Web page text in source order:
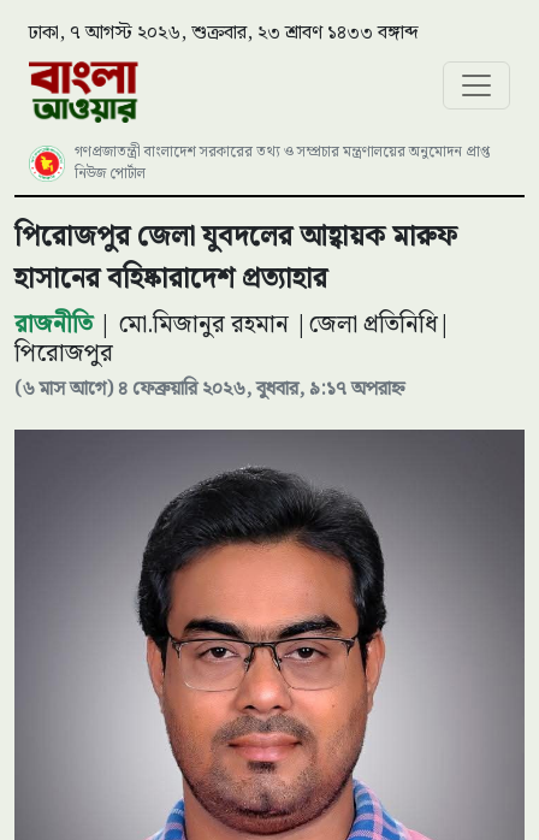
ঢাকা, ৭ আগস্ট ২০২৬, শুক্রবার, ২৩ শ্রাবণ ১৪৩৩ বঙ্গাব্দ
গণপ্রজাতন্ত্রী বাংলাদেশ সরকারের তথ্য ও সম্প্রচার মন্ত্রণালয়ের অনুমোদন প্রাপ্ত
নিউজ পোর্টাল
পিরোজপুর জেলা যুবদলের আহ্বায়ক মারুফ
হাসানের বহিষ্কারাদেশ প্রত্যাহার
রাজনীতি| মো.মিজানুর রহমান |জেলা প্রতিনিধি|
পিরোজপুর
(৬ মাস আগে) ৪ ফেব্রুয়ারি ২০২৬, বুধবার, ৯:১৭ অপরাহ্ন